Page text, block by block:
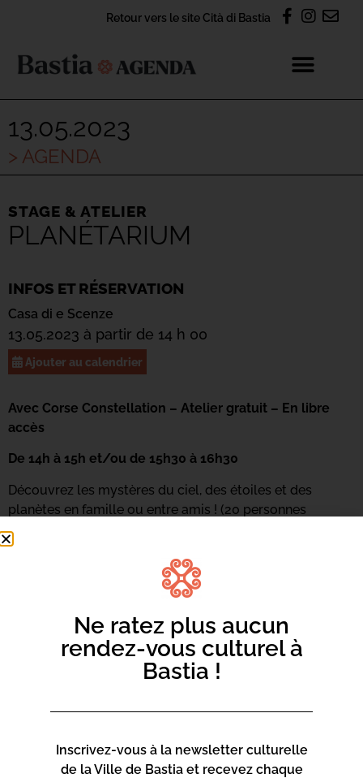
Retour vers le site Cità di Bastia
13.05.2023
> AGENDA
STAGE & ATELIER
PLANÉTARIUM
INFOS ET RÉSERVATION
Casa di e Scenze
13.05.2023 à partir de 14 h 00
Ajouter au calendrier
Avec Corse Constellation – Atelier gratuit – En libre
accès
De 14h à 15h et/ou de 15h30 à 16h30
Découvrez les mystères du ciel, des étoiles et des
planètes en famille ou entre amis ! (20 personnes
maximum)
Informations et réservations au 04 95 55 96 71 ou
Ne ratez plus aucun
rendez-vous culturel à
Bastia !
Inscrivez-vous à la newsletter culturelle
de la Ville de Bastia et recevez chaque